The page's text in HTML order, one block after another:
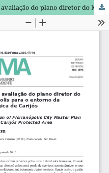
Para onde estamos indo? Uma avaliação do plano diretor do Município de Florianópolis para o entorno da Estação Ecológica de Carijós